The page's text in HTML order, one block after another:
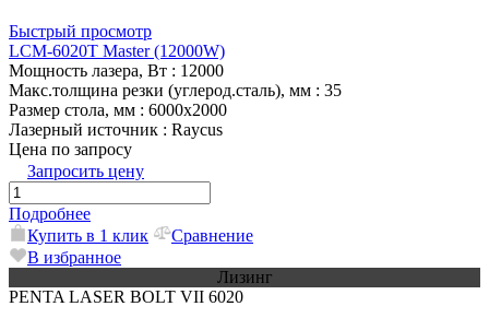
Быстрый просмотр
LCM-6020T Master (12000W)
Мощность лазера, Вт : 12000
Макс.толщина резки (углерод.сталь), мм : 35
Размер стола, мм : 6000х2000
Лазерный источник : Raycus
Цена по запросу
Запросить цену
Подробнее
Купить в 1 клик
Сравнение
В избранное
Лизинг
PENTA LASER BOLT VII 6020